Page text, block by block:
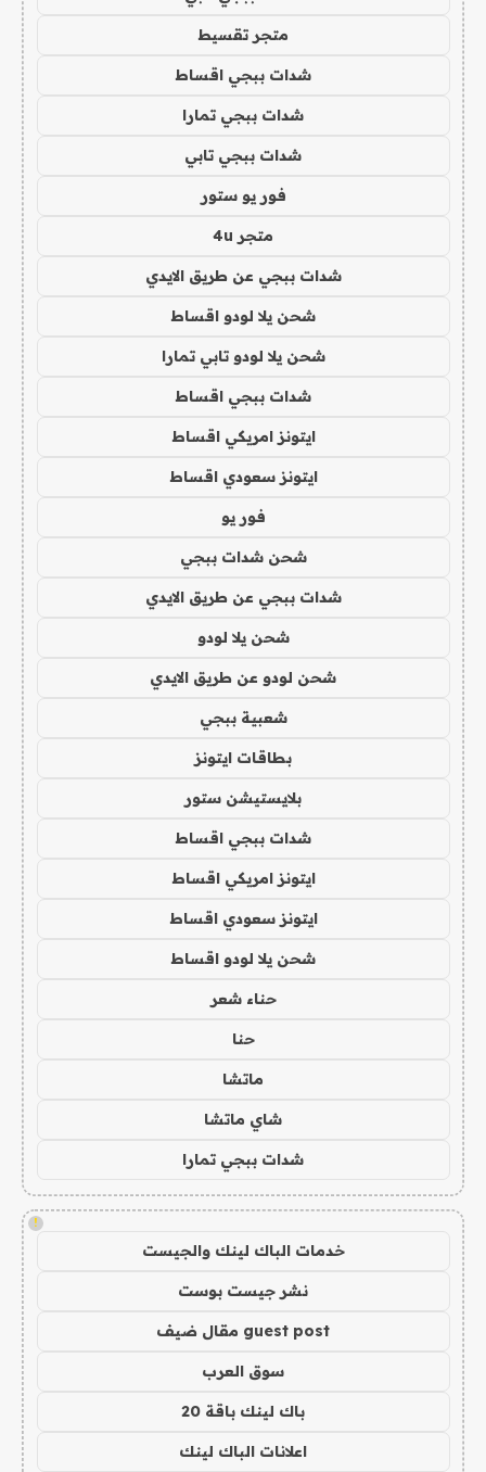
متجر تقسيط
شدات ببجي اقساط
شدات ببجي تمارا
شدات ببجي تابي
فور يو ستور
متجر 4u
شدات ببجي عن طريق الايدي
شحن يلا لودو اقساط
شحن يلا لودو تابي تمارا
شدات ببجي اقساط
ايتونز امريكي اقساط
ايتونز سعودي اقساط
فور يو
شحن شدات ببجي
شدات ببجي عن طريق الايدي
شحن يلا لودو
شحن لودو عن طريق الايدي
شعبية ببجي
بطاقات ايتونز
بلايستيشن ستور
شدات ببجي اقساط
ايتونز امريكي اقساط
ايتونز سعودي اقساط
شحن يلا لودو اقساط
حناء شعر
حنا
ماتشا
شاي ماتشا
شدات ببجي تمارا
!
خدمات الباك لينك والجيست
نشر جيست بوست
guest post مقال ضيف
سوق العرب
باك لينك باقة 20
اعلانات الباك لينك